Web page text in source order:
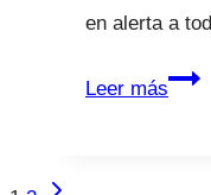
en alerta a
Leer másYa